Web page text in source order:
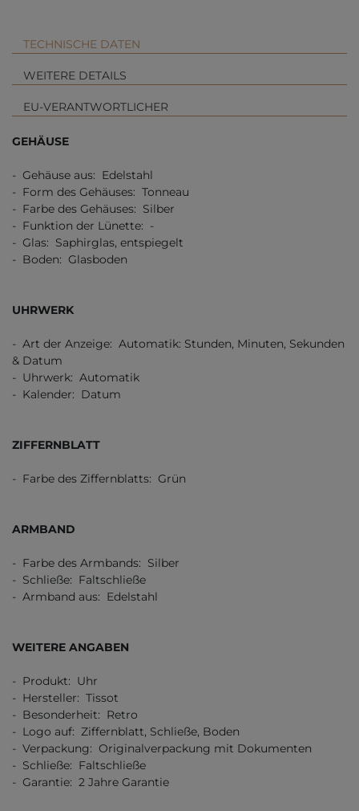
TECHNISCHE DATEN
WEITERE DETAILS
EU-VERANTWORTLICHER
GEHÄUSE
- Gehäuse aus: Edelstahl
- Form des Gehäuses: Tonneau
- Farbe des Gehäuses: Silber
- Funktion der Lünette: -
- Glas: Saphirglas, entspiegelt
- Boden: Glasboden
UHRWERK
- Art der Anzeige: Automatik: Stunden, Minuten, Sekunden
& Datum
- Uhrwerk: Automatik
- Kalender: Datum
ZIFFERNBLATT
- Farbe des Ziffernblatts: Grün
ARMBAND
- Farbe des Armbands: Silber
- Schließe: Faltschließe
- Armband aus: Edelstahl
WEITERE ANGABEN
- Produkt: Uhr
- Hersteller: Tissot
- Besonderheit: Retro
- Logo auf: Ziffernblatt, Schließe, Boden
- Verpackung: Originalverpackung mit Dokumenten
- Schließe: Faltschließe
- Garantie: 2 Jahre Garantie